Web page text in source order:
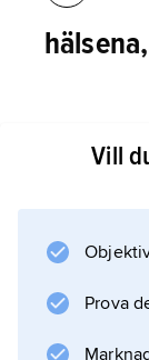
hälsena,
Vill
Prova